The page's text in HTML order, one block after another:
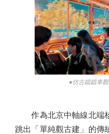
●仿古鐺鐺車
作為北京中軸線北端
跳出「單純觀古建」的傳